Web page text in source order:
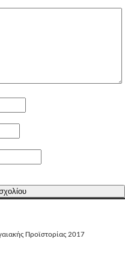
Προϊστορίας 2017